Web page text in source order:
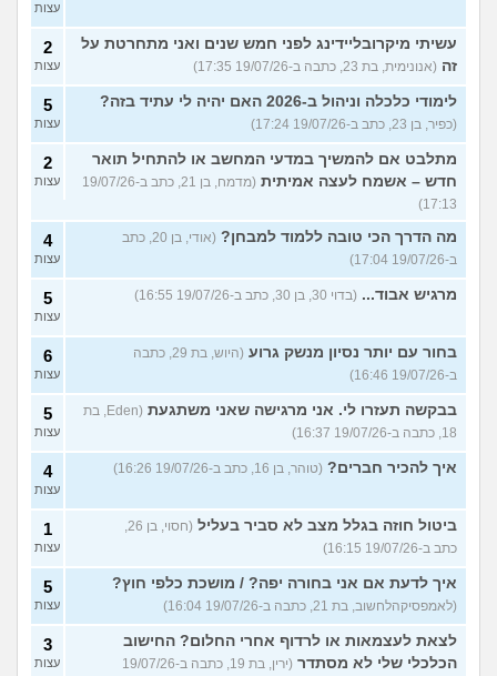
עצות
עשיתי מיקרובליידינג לפני חמש שנים ואני מתחרטת על
זה (אנונימית, בת 23, כתבה ב-19/07/26 17:35)
2
עצות
לימודי כלכלה וניהול ב-2026 האם יהיה לי עתיד בזה?
(כפיר, בן 23, כתב ב-19/07/26 17:24)
5
עצות
מתלבט אם להמשיך במדעי המחשב או להתחיל תואר
חדש – אשמח לעצה אמיתית
(מדמח, בן 21, כתב ב-19/07/26
17:13)
2
עצות
מה הדרך הכי טובה ללמוד למבחן?
(אודי, בן 20, כתב
ב-19/07/26 17:04)
4
עצות
מרגיש אבוד... (בדוי 30, בן 30, כתב ב-19/07/26 16:55) 5
עצות
בחור עם יותר נסיון מנשק גרוע
(היוש, בת 29, כתבה
ב-19/07/26 16:46)
6
עצות
בבקשה תעזרו לי. אני מרגישה שאני משתגעת
(Eden, בת
18, כתבה ב-19/07/26 16:37)
5
עצות
איך להכיר חברים? (טוהר, בן 16, כתב ב-19/07/26 16:26) 4
עצות
ביטול חוזה בגלל מצב לא סביר בעליל
(חסוי, בן 26,
כתב ב-19/07/26 16:15)
1
עצות
איך לדעת אם אני בחורה יפה? / מושכת כלפי חוץ?
(לאמפסיקהלחשוב, בת 21, כתבה ב-19/07/26 16:04)
5
עצות
לצאת לעצמאות או לרדוף אחרי החלום? החישוב
הכלכלי שלי לא מסתדר
(ירין, בת 19, כתבה ב-19/07/26
3
עצות